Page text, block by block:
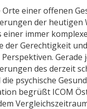
einer offenen
der heutigen
immer
der Gerechtigkeit
des derzeit
psychische
begrüßt ICOM